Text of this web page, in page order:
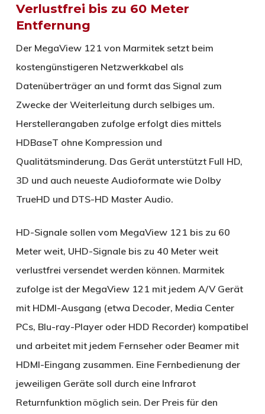
Verlustfrei bis zu 60 Meter
Entfernung
Der MegaView 121 von Marmitek setzt beim
kostengünstigeren Netzwerkkabel als
Datenüberträger an und formt das Signal zum
Zwecke der Weiterleitung durch selbiges um.
Herstellerangaben zufolge erfolgt dies mittels
HDBaseT ohne Kompression und
Qualitätsminderung. Das Gerät unterstützt Full HD,
3D und auch neueste Audioformate wie Dolby
TrueHD und DTS-HD Master Audio.
HD-Signale sollen vom MegaView 121 bis zu 60
Meter weit, UHD-Signale bis zu 40 Meter weit
verlustfrei versendet werden können. Marmitek
zufolge ist der MegaView 121 mit jedem A/V Gerät
mit HDMI-Ausgang (etwa Decoder, Media Center
PCs, Blu-ray-Player oder HDD Recorder) kompatibel
und arbeitet mit jedem Fernseher oder Beamer mit
HDMI-Eingang zusammen. Eine Fernbedienung der
jeweiligen Geräte soll durch eine Infrarot
Returnfunktion möglich sein. Der Preis für den